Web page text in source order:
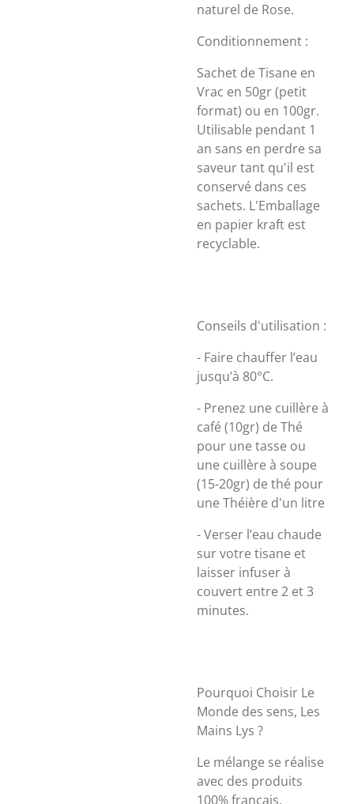
naturel de Rose.
Conditionnement :
Sachet de Tisane en
Vrac en 50gr (petit
format) ou en 100gr.
Utilisable pendant 1
an sans en perdre sa
saveur tant qu'il est
conservé dans ces
sachets. L'Emballage
en papier kraft est
recyclable.
Conseils d'utilisation :
- Faire chauffer l’eau
jusqu’à 80°C.
- Prenez une cuillère à
café (10gr) de Thé
pour une tasse ou
une cuillère à soupe
(15-20gr) de thé pour
une Théière d'un litre
- Verser l’eau chaude
sur votre tisane et
laisser infuser à
couvert entre 2 et 3
minutes.
Pourquoi Choisir Le
Monde des sens, Les
Mains Lys ?
Le mélange se réalise
avec des produits
100% français,